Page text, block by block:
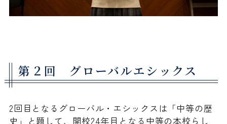
第２回 グローバルエシックス
2回目となるグローバル・エシックスは「中等の歴
史」と題して、開校24年目となる中等の本校らし